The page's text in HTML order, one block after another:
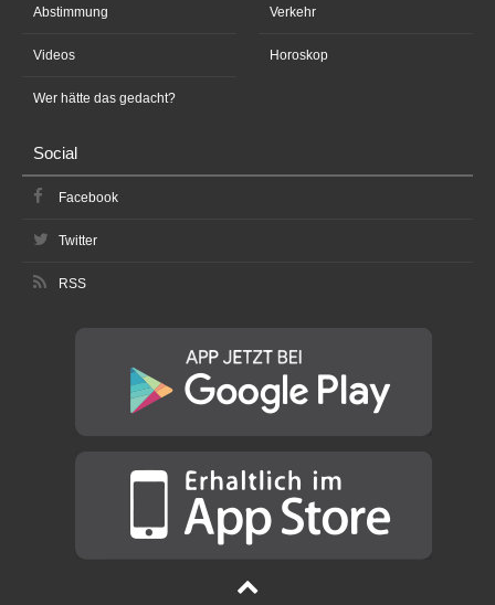
Abstimmung
Videos
Wer hätte das gedacht?
Verkehr
Horoskop
Social
Facebook
Twitter
RSS